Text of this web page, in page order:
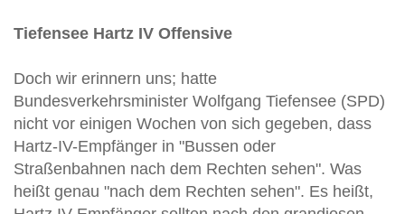
Tiefensee Hartz IV Offensive
Doch wir erinnern uns; hatte
Bundesverkehrsminister Wolfgang Tiefensee (SPD)
nicht vor einigen Wochen von sich gegeben, dass
Hartz-IV-Empfänger in "Bussen oder
Straßenbahnen nach dem Rechten sehen". Was
heißt genau "nach dem Rechten sehen". Es heißt,